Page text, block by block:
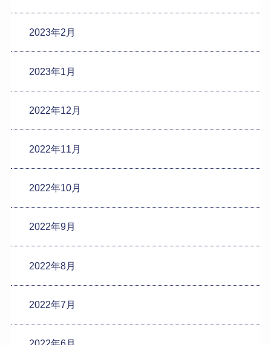
2023年2月
2023年1月
2022年12月
2022年11月
2022年10月
2022年9月
2022年8月
2022年7月